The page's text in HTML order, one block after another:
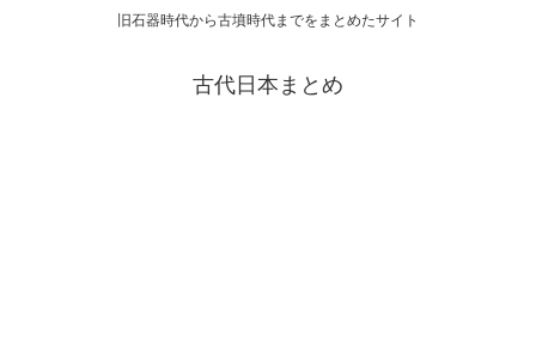
旧石器時代から古墳時代までをまとめたサイト
古代日本まとめ